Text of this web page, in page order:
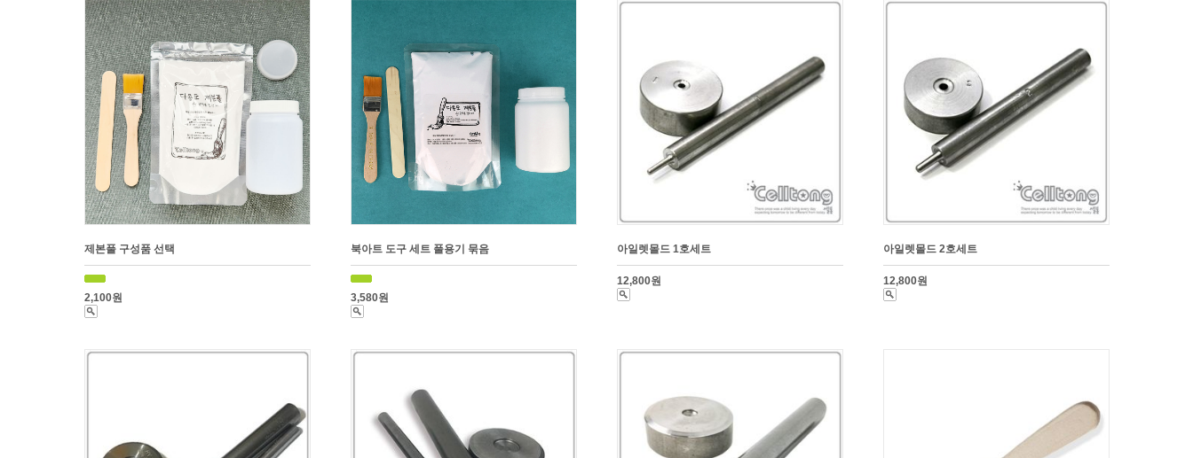
제본풀 구성품 선택
2,100원
북아트 도구 세트 풀용기 묶음
3,580원
아일렛몰드 1호세트
12,800원
아일렛몰드 2호세트
12,800원